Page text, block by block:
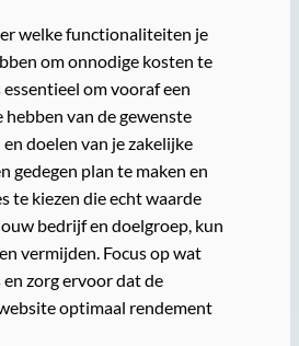
welke functionaliteiten je
om onnodige kosten te
om vooraf een
van de gewenste
doelen van je zakelijke
gedegen plan te maken en
te kiezen die echt waarde
bedrijf en doelgroep, kun
vermijden. Focus op wat
zorg ervoor dat de
optimaal rendement